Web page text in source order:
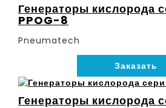
Генераторы кислорода
PPOG-8
Pneumatech
Заказать
Генераторы кислорода